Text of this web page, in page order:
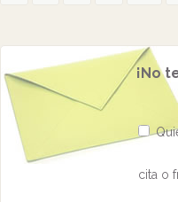
¡No
cita o